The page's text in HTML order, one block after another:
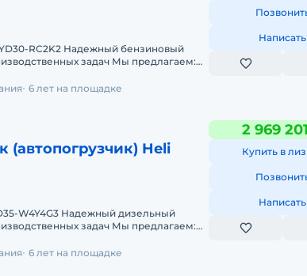
RC2K2 Надежный бензиновый
задач Мы предлагаем:
Написать
6 лет на площадке
(автопогрузчик) Heli
W4Y4G3 Надежный дизельный
задач Мы предлагаем:
2 969
Купить в
Написать
6 лет на площадке